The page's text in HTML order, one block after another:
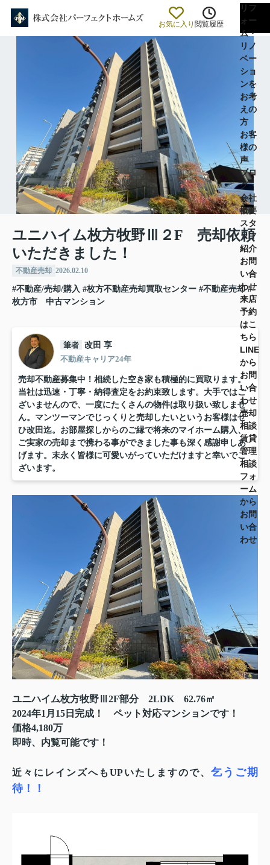
お気に入り 閲覧履歴
リフ
ォー
ム・
リノ
ベー
ショ
ンを
お考
えの
方
お客
様の
声
ブロ
グ
会社
概要
スタ
ッフ
紹介
お問
い合
わせ
来店
予約
はこ
ちら
LINE
から
お問
い合
わせ
売却
相談
賃貸
管理
相談
フォ
ーム
から
お問
い合
わせ
ユニハイム枚方牧野Ⅲ２F 売却依頼
いただきました！
不動産売却 2026.02.10
#不動産/売却/購入 #枚方不動産売却買取センター #不動産売却 #
枚方市 中古マンション
筆者 改田 享
不動産キャリア24年
売却不動産募集中！相続した空き家も積極的に買取ります。
当社は迅速・丁寧・納得査定をお約束致します。大手ではご
ざいませんので、一度にたくさんの物件は取り扱い致しませ
ん。マンツーマンでじっくりと売却したいというお客様はぜ
ひ改田迄。お部屋探しからのご縁で将来のマイホーム購入、
ご実家の売却まで携わる事ができました事も深く感謝申しあ
げます。末永く皆様に可愛いがっていただけますと幸いでご
ざいます。
ユニハイム枚方牧野Ⅲ2F部分 2LDK 62.76㎡
2024年1月15日完成！ ペット対応マンションです！
価格4,180万
即時、内覧可能です！
近々にレインズへもUPいたしますので、 乞うご期
待！！